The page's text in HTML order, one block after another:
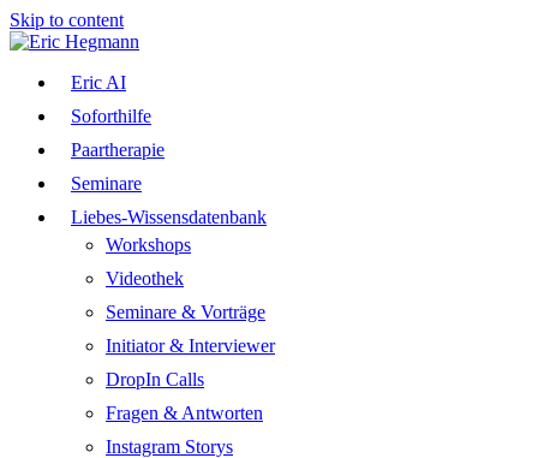
Skip to content
Eric AI
Soforthilfe
Paartherapie
Seminare
Liebes-Wissensdatenbank
Workshops
Videothek
Seminare & Vorträge
Initiator & Interviewer
DropIn Calls
Fragen & Antworten
Instagram Storys